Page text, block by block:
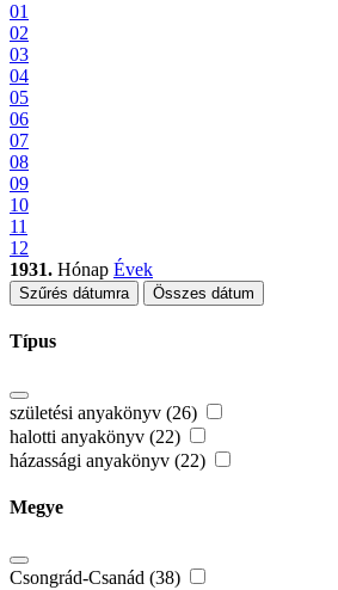
01
02
03
04
05
06
07
08
09
10
11
12
1931. Hónap Évek
Szűrés dátumra Összes dátum
Típus
születési anyakönyv (26)
halotti anyakönyv (22)
házassági anyakönyv (22)
Megye
Csongrád-Csanád (38)